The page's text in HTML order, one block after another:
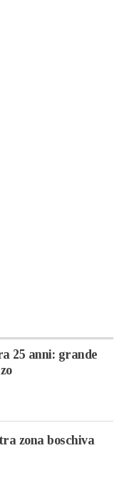
25 anni: grande
zona boschiva